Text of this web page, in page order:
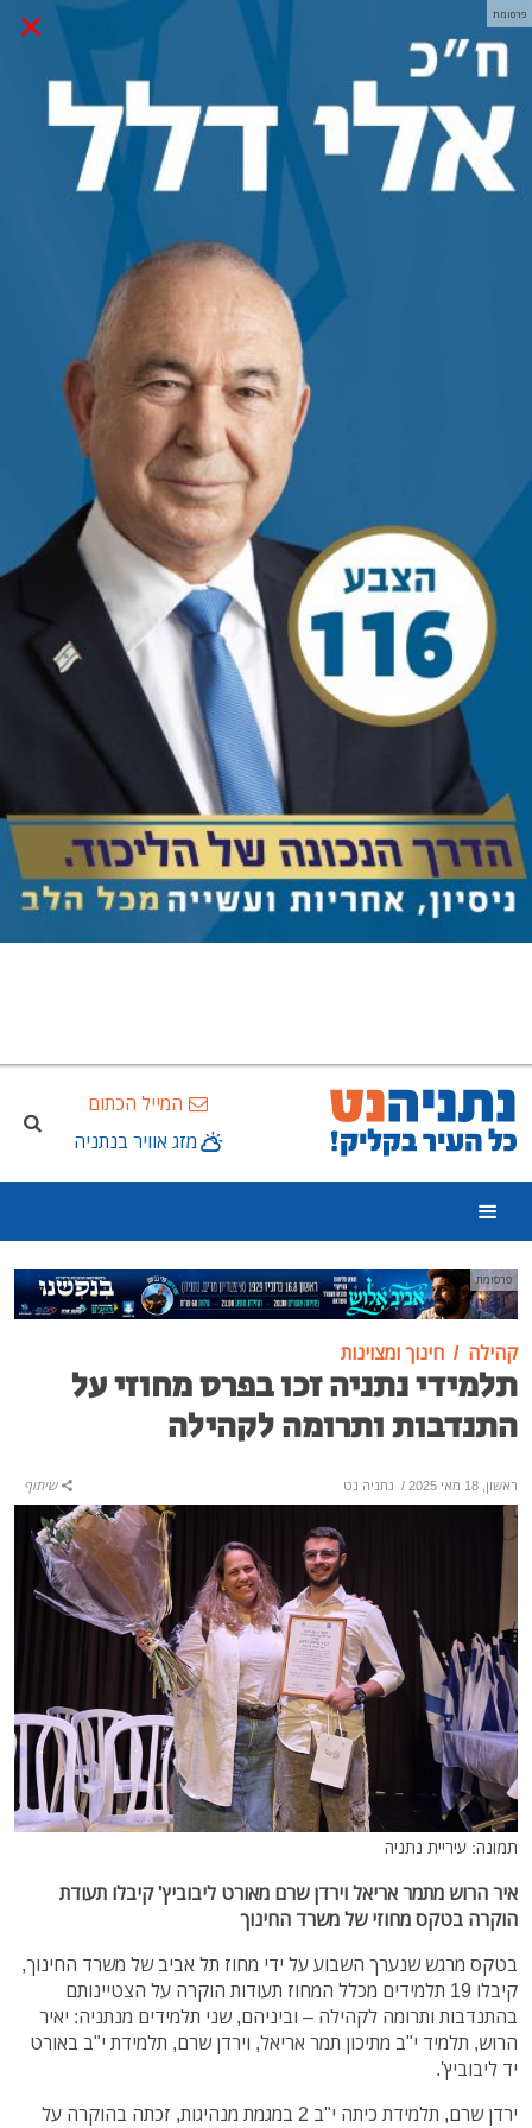
× פרסומת
המייל הכתום
מזג אוויר בנתניה
פרסומת
קהילה חינוך ומצוינות
תלמידי נתניה זכו בפרס מחוזי על
התנדבות ותרומה לקהילה
ראשון, 18 מאי 2025 / נתניה נט שיתוף
תמונה: עיריית נתניה
איר הרוש מתמר אריאל וירדן שרם מאורט ליבוביץ' קיבלו תעודת
הוקרה בטקס מחוזי של משרד החינוך
בטקס מרגש שנערך השבוע על ידי מחוז תל אביב של משרד החינוך,
קיבלו 19 תלמידים מכלל המחוז תעודות הוקרה על הצטיינותם
בהתנדבות ותרומה לקהילה – וביניהם, שני תלמידים מנתניה: יאיר
הרוש, תלמיד י"ב מתיכון תמר אריאל, וירדן שרם, תלמידת י"ב באורט
יד ליבוביץ'.
ירדן שרם, תלמידת כיתה י"ב 2 במגמת מנהיגות, זכתה בהוקרה על